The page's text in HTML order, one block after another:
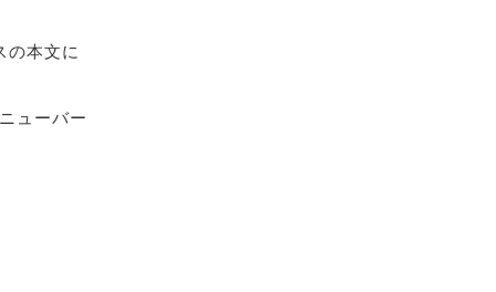
の本文に
ューバー